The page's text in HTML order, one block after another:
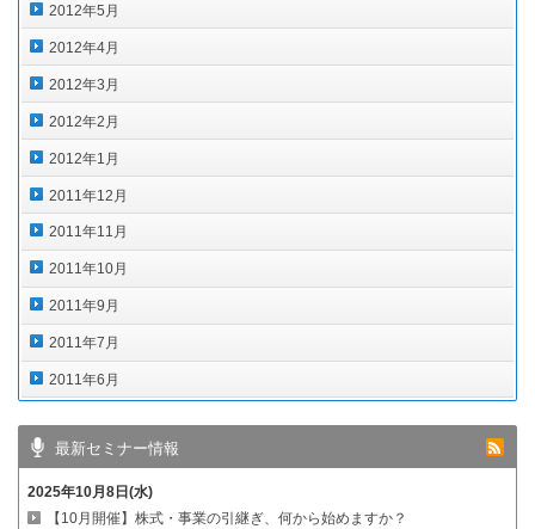
2012年5月
2012年4月
2012年3月
2012年2月
2012年1月
2011年12月
2011年11月
2011年10月
2011年9月
2011年7月
2011年6月
最新セミナー情報
2025年10月8日(水)
【10月開催】株式・事業の引継ぎ、何から始めますか？